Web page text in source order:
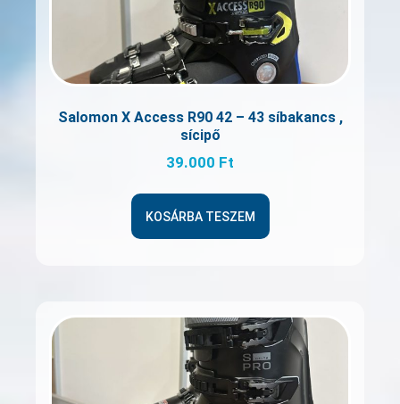
Salomon X Access R90 42 – 43 síbakancs ,
sícipő
39.000 Ft
KOSÁRBA TESZEM